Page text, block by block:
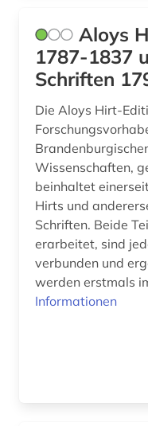
digitalisat (1)
digitalisierung (1)
din-norm (1)
diplomarbeit (1)
dissertation (1)
dokument (1)
Aloys
1787-1837
Schriften
Die Aloys Hirt-
Wissenschaften,
beinhaltet
Hirts und
Schriften. Beide
erarbeitet, sind
verbunden und
werden erstmals
Informationen